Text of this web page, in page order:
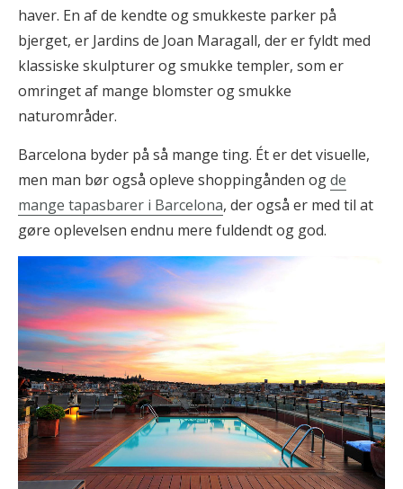
haver. En af de kendte og smukkeste parker på
bjerget, er Jardins de Joan Maragall, der er fyldt med
klassiske skulpturer og smukke templer, som er
omringet af mange blomster og smukke
naturområder.
Barcelona byder på så mange ting. Ét er det visuelle,
men man bør også opleve shoppingånden ogde
mange tapasbarer i Barcelona, der også er med til at
gøre oplevelsen endnu mere fuldendt og god.